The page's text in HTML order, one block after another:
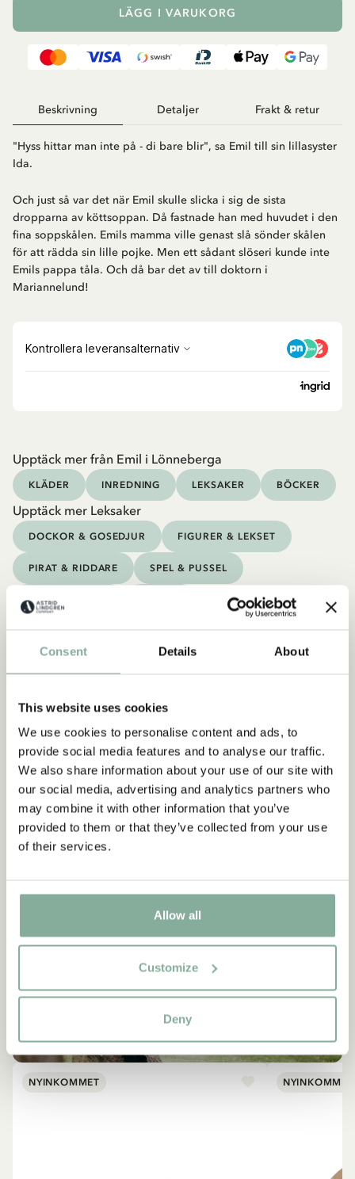
Consent Details About
This website uses cookies
We use cookies to personalise content and ads, to
provide social media features and to analyse our traffic.
We also share information about your use of our site with
our social media, advertising and analytics partners who
may combine it with other information that you’ve
provided to them or that they’ve collected from your use
of their services.
Allow all
Customize
Deny
LÄGG I VARUKORG
Beskrivning Detaljer Frakt & retur
"Hyss hittar man inte på - di bare blir", sa Emil till sin lillasyster
Ida.
Och just så var det när Emil skulle slicka i sig de sista
dropparna av köttsoppan. Då fastnade han med huvudet i den
fina soppskålen. Emils mamma ville genast slå sönder skålen
för att rädda sin lille pojke. Men ett sådant slöseri kunde inte
Emils pappa tåla. Och då bar det av till doktorn i
Mariannelund!
Upptäck mer från Emil i Lönneberga
KLÄDER INREDNING LEKSAKER BÖCKER
Upptäck mer Leksaker
DOCKOR & GOSEDJUR FIGURER & LEKSET
PIRAT & RIDDARE SPEL & PUSSEL
PYSSLA & MÅLA
EMIL I LÖNNEBERGA
Produkter med Emil
NYINKOMMET NYINKOMMET